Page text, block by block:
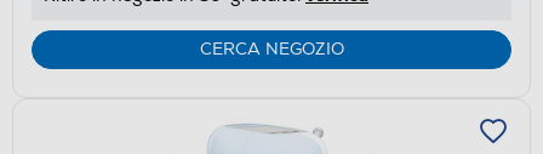
CERCA NEGOZIO